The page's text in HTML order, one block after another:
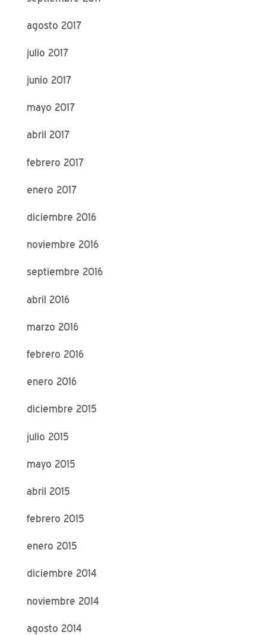
agosto 2017
julio 2017
junio 2017
mayo 2017
abril 2017
febrero 2017
enero 2017
diciembre 2016
noviembre 2016
septiembre 2016
abril 2016
marzo 2016
febrero 2016
enero 2016
diciembre 2015
julio 2015
mayo 2015
abril 2015
febrero 2015
enero 2015
diciembre 2014
noviembre 2014
agosto 2014